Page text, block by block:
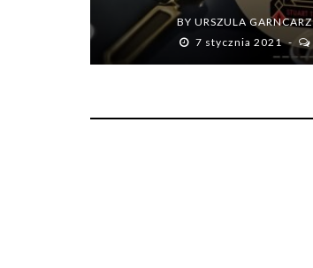
BY URSZULA GARNCARZ
7 stycznia 2021